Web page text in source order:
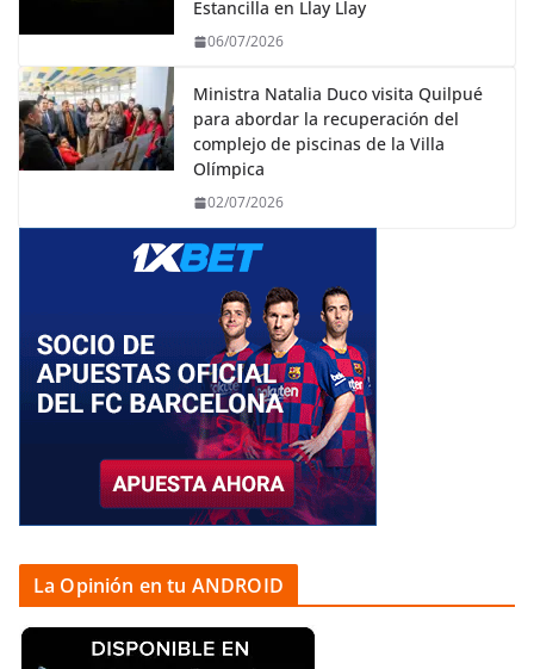
Estancilla en Llay Llay
06/07/2026
Ministra Natalia Duco visita Quilpué
para abordar la recuperación del
complejo de piscinas de la Villa
Olímpica
02/07/2026
La Opinión en tu ANDROID